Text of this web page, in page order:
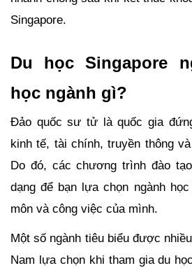
Singapore.
Du học Singapore
học ngành gì?
Đảo quốc sư tử là quốc gia
kinh tế, tài chính, truyền thông
Do đó, các chương trình đào
dạng để bạn lựa chọn ngành
môn và công việc của mình.
Một số ngành tiêu biểu được
Nam lựa chọn khi tham gia du